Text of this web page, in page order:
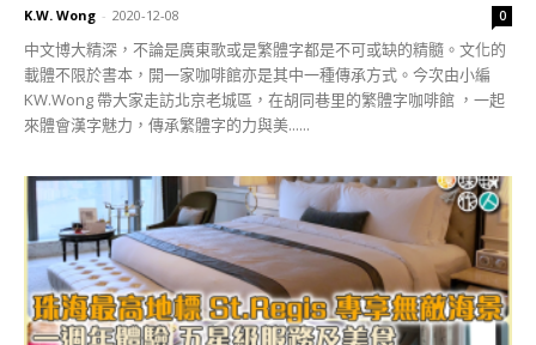
K.W. Wong - 2020-12-08 0
中文博大精深，不論是廣東歌或是繁體字都是不可或缺的精髓。文化的
載體不限於書本，開一家咖啡館亦是其中一種傳承方式。今次由小編
KW.Wong 帶大家走訪北京老城區，在胡同巷里的繁體字咖啡館 ，一起
來體會漢字魅力，傳承繁體字的力與美......